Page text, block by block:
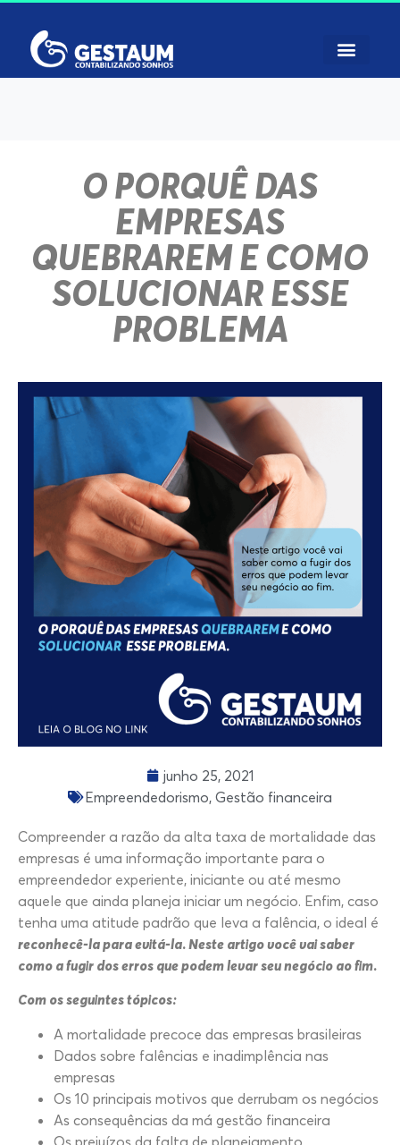
O PORQUÊ DAS
EMPRESAS
QUEBRAREM E COMO
SOLUCIONAR ESSE
PROBLEMA
junho 25, 2021
Empreendedorismo, Gestão financeira
Compreender a razão da alta taxa de mortalidade das
empresas é uma informação importante para o
empreendedor experiente, iniciante ou até mesmo
aquele que ainda planeja iniciar um negócio. Enfim, caso
tenha uma atitude padrão que leva a falência, o ideal é
reconhecê-la para evitá-la. Neste artigo você vai saber
como a fugir dos erros que podem levar seu negócio ao fim.
Com os seguintes tópicos:
A mortalidade precoce das empresas brasileiras
Dados sobre falências e inadimplência nas
empresas
Os 10 principais motivos que derrubam os negócios
As consequências da má gestão financeira
Os prejuízos da falta de planejamento